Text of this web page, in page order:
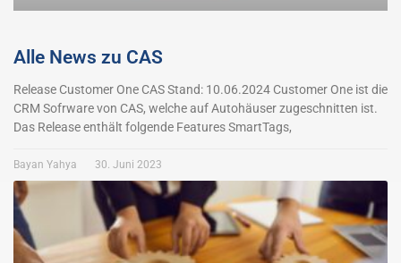
Alle News zu CAS
Release Customer One CAS Stand: 10.06.2024 Customer One ist die
CRM Sofrware von CAS, welche auf Autohäuser zugeschnitten ist.
Das Release enthält folgende Features SmartTags,
Bayan Yahya 30. Juni 2023